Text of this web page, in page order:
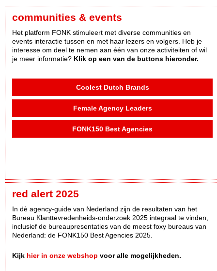
communities & events
Het platform FONK stimuleert met diverse communities en
events interactie tussen en met haar lezers en volgers. Heb je
interesse om deel te nemen aan één van onze activiteiten of wil
je meer informatie? Klik op een van de buttons hieronder.
Coolest Dutch Brands
Female Agency Leaders
FONK150 Best Agencies
red alert 2025
In dè agency-guide van Nederland zijn de resultaten van het
Bureau Klanttevredenheids-onderzoek 2025 integraal te vinden,
inclusief de bureaupresentaties van de meest foxy bureaus van
Nederland: de FONK150 Best Agencies 2025.
Kijk hier in onze webshop voor alle mogelijkheden.